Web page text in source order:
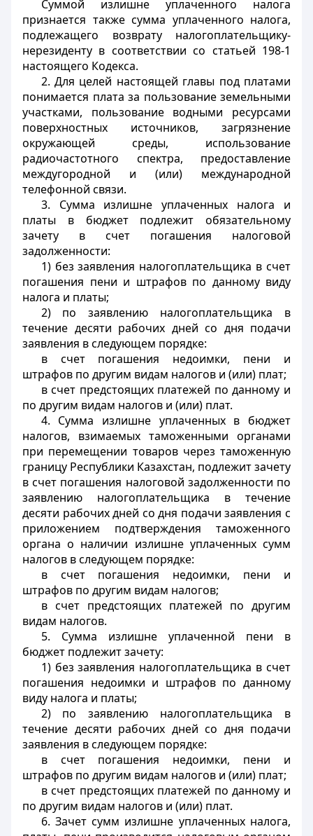
Суммой излишне уплаченного налога
признается также сумма уплаченного налога,
подлежащего возврату налогоплательщику-
нерезиденту в соответствии со статьей 198-1
настоящего Кодекса.
2. Для целей настоящей главы под платами
понимается плата за пользование земельными
участками, пользование водными ресурсами
поверхностных источников, загрязнение
окружающей среды, использование
радиочастотного спектра, предоставление
междугородной и (или) международной
телефонной связи.
3. Сумма излишне уплаченных налога и
платы в бюджет подлежит обязательному
зачету в счет погашения налоговой
задолженности:
1) без заявления налогоплательщика в счет
погашения пени и штрафов по данному виду
налога и платы;
2) по заявлению налогоплательщика в
течение десяти рабочих дней со дня подачи
заявления в следующем порядке:
в счет погашения недоимки, пени и
штрафов по другим видам налогов и (или) плат;
в счет предстоящих платежей по данному и
по другим видам налогов и (или) плат.
4. Сумма излишне уплаченных в бюджет
налогов, взимаемых таможенными органами
при перемещении товаров через таможенную
границу Республики Казахстан, подлежит зачету
в счет погашения налоговой задолженности по
заявлению налогоплательщика в течение
десяти рабочих дней со дня подачи заявления с
приложением подтверждения таможенного
органа о наличии излишне уплаченных сумм
налогов в следующем порядке:
в счет погашения недоимки, пени и
штрафов по другим видам налогов;
в счет предстоящих платежей по другим
видам налогов.
5. Сумма излишне уплаченной пени в
бюджет подлежит зачету:
1) без заявления налогоплательщика в счет
погашения недоимки и штрафов по данному
виду налога и платы;
2) по заявлению налогоплательщика в
течение десяти рабочих дней со дня подачи
заявления в следующем порядке:
в счет погашения недоимки, пени и
штрафов по другим видам налогов и (или) плат;
в счет предстоящих платежей по данному и
по другим видам налогов и (или) плат.
6. Зачет сумм излишне уплаченных налога,